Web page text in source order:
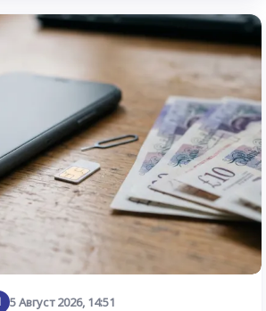
5 Август 2026, 14:51